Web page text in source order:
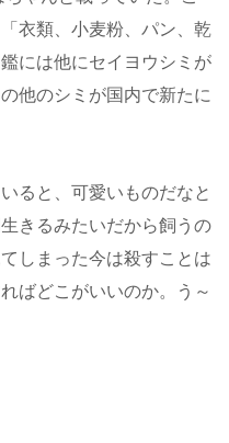
衣類、小麦粉、パン、乾
には他にセイヨウシミが
他のシミが国内で新たに
ると、可愛いものだなと
きるみたいだから飼うの
しまった今は殺すことは
ばどこがいいのか。う～